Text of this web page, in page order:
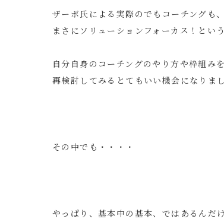
ザーボ氏による実際のでもコーチングも、
まさにソリューションフォーカス！とい
自分自身のコーチングのやり方や枠組みを
再検討してみるとてもいい機会になりま
その中でも・・・・
やっぱり、基本中の基本、ではあるんだけ